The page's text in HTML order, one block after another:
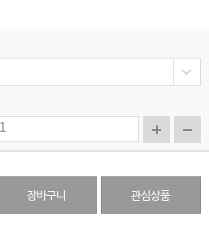
장바구니 관심상품